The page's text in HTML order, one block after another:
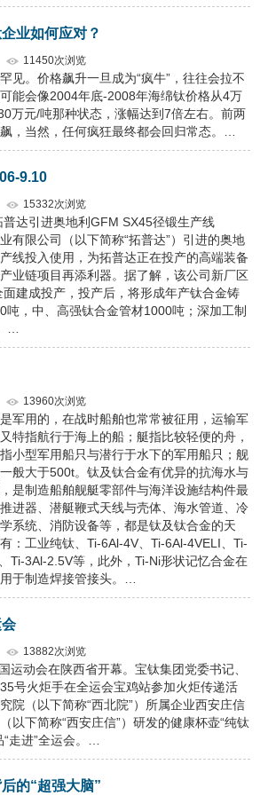
业如何应对？
11450次浏览
见。价格飙升一旦成为“疯牛”，往往会拉不
能会像2004年底-2008年海绵钛价格从4万
万元/吨那种状态，涨幅达到7倍左右。前两
，当然，任何疯狂最终都会回归常态。…
9.10
15332次浏览
引进奥地利GFM SX45径锻生产线
有限公司（以下简称“拓普达”）引进的奥地
线投入使用，为拓普达正在投产的高端装备
业链项目再添利器。据了解，该公司新厂区
建成投产，投产后，将形成年产钛合金铸
吨，中、高强钛合金管材1000吨；深加工制
…
13960次浏览
军用的，在战时船舶也常常被征用，运输军
特指航行于海上的船；艇指比较轻便的舟，
小型军用船只与潜行于水下的军用船只；舰
般大于500t。钛及钛合金有优异的抗海水与
是制造船舶舰艇零部件与海洋设施结构件最
进器、潜艇鞭式天线与壳体、海水管道、冷
系统、消防设备等，都是钛及钛合金的天
：工业纯钛、Ti-6Al-4V、Ti-6Al-4VELI、Ti-
Ti-3Al-2.5V等，此外，Ti-Ni形状记忆合金在
于制造焊接管接头。…
13882次浏览
运动会在陕西省开幕。宝钛集团党委书记、
号火炬手在全运会宝鸡站参加火炬传递活
院（以下简称“西北院”）所属企业西安庄信
以下简称“西安庄信”）研发的健康杯壶“纯钛
走进”全运会。…
的“超强大脑”